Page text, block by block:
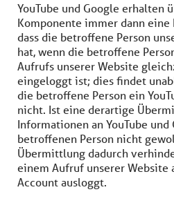
YouTube und Google erhalten
Komponente immer dann
dass die betroffene Person
hat, wenn die betroffene
Aufrufs unserer Website
eingeloggt ist; dies findet
die betroffene Person ein
nicht. Ist eine derartige
Informationen an YouTube
betroffenen Person nicht
Übermittlung dadurch
einem Aufruf unserer Website
Account ausloggt.